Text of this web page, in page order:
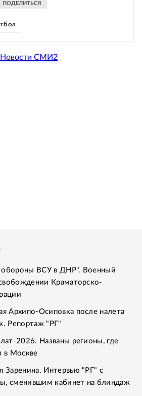
ПОДЕЛИТЬСЯ
Новости СМИ2
ВСУ в ДНР". Военный
Краматорско-
Архипо-Осиповка после налета
Репортаж "РГ"
2026. Названы регионы, где
в Москве
Заренина. Интервью "РГ" с
сменившим кабинет на блиндаж